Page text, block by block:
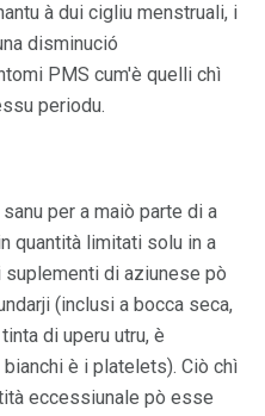
à dui cigliu menstruali, i
disminució
PMS cum'è quelli chì
periodu.
per a maiò parte di a
quantità limitati solu in a
suplementi di aziunese pò
(inclusi a bocca seca,
di uperu utru, è
è i platelets). Ciò chì
eccessiunale pò esse